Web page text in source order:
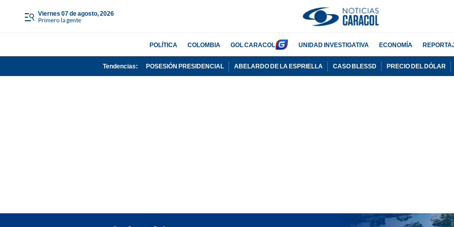
viernes 07 de agosto, 2026
Primero la gente
POLÍTICA COLOMBIA GOL CARACOL UNIDAD INVESTIGATIVA ECONOMÍA
Tendencias: POSESIÓN PRESIDENCIAL ABELARDO DE LA ESPRIELLA CASO BLESSD PRECIO DEL DÓLAR